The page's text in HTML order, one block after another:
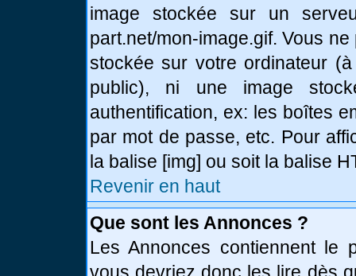
image stockée sur un
part.net/mon-image.gif. Vous
stockée sur votre ordinateur
public), ni une image
authentification, ex: les boîtes
par mot de passe, etc. Pour
la balise [img] ou soit la balise
Revenir en haut
Que sont les Annonces ?
Les Annonces contiennent le